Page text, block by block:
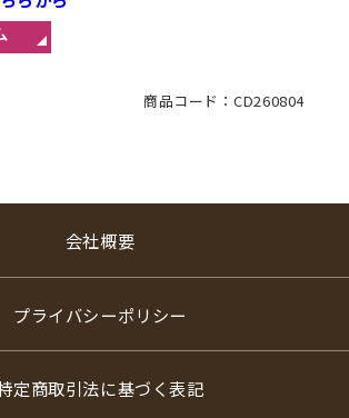
商品コード：CD260804
会社概要
プライバシーポリシー
定商取引法に基づく表記